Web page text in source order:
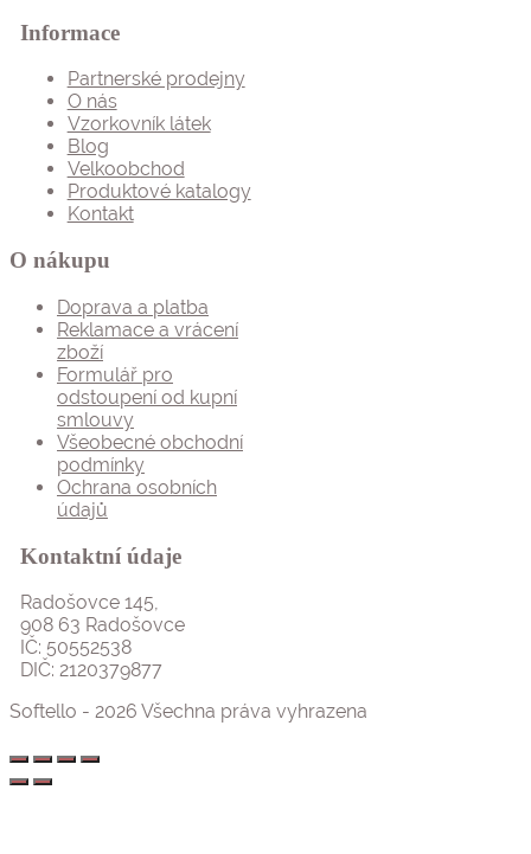
Informace
Partnerské prodejny
O nás
Vzorkovník látek
Blog
Velkoobchod
Produktové katalogy
Kontakt
O nákupu
Doprava a platba
Reklamace a vrácení
zboží
Formulář pro
odstoupení od kupní
smlouvy
Všeobecné obchodní
podmínky
Ochrana osobních
údajů
Kontaktní údaje
Radošovce 145,
908 63 Radošovce
IČ: 50552538
DIČ: 2120379877
Softello - 2026 Všechna práva vyhrazena